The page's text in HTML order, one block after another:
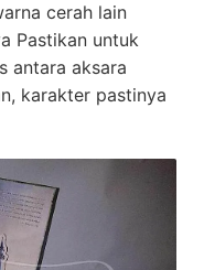
cerah lain
Pastikan untuk
antara aksara
karakter pastinya